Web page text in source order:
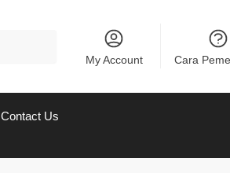
My Account Cara
Contact Us